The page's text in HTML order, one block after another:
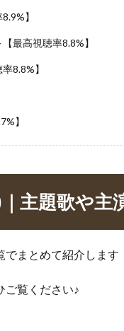
】
最高視聴率8.8%】
8.8%】
】
主題歌や主
まとめて紹介します
ご覧ください♪